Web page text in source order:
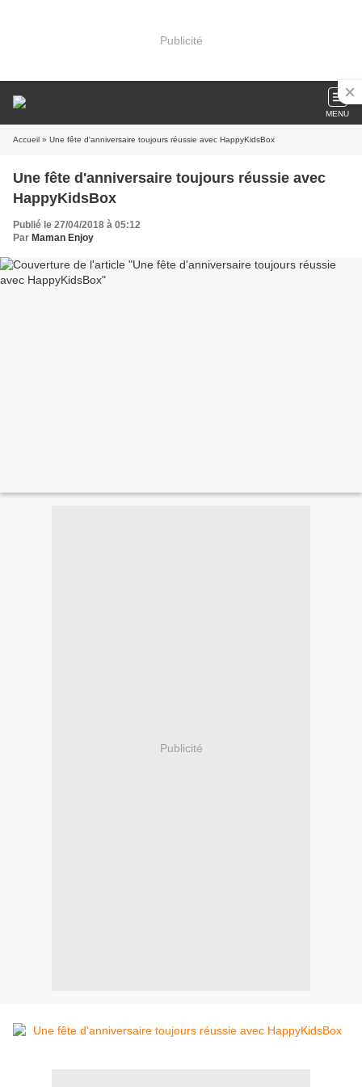
Publicité
MENU
Accueil » Une fête d'anniversaire toujours réussie avec HappyKidsBox
Une fête d'anniversaire toujours réussie avec
HappyKidsBox
Publié le 27/04/2018 à 05:12
Par Maman Enjoy
Publicité